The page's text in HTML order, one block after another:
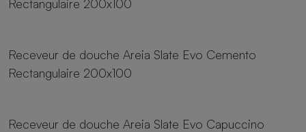
Rectangulaire 200x100
Receveur de douche Areia Slate Evo Cemento
Rectangulaire 200x100
Receveur de douche Areia Slate Evo Capuccino